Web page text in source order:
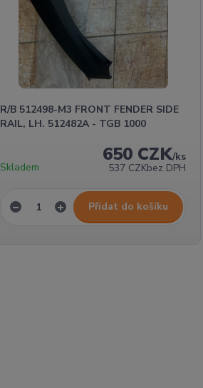
R/B 512498-M3 FRONT FENDER SIDE
RAIL, LH. 512482A - TGB 1000
650 CZK/ks
537 CZKbez DPH
Skladem
Přidat do košíku